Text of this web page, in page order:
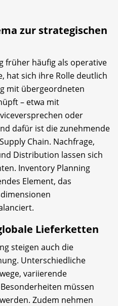
zur strategischen
früher häufig als operative
hat sich ihre Rolle deutlich
mit übergeordneten
– etwa mit
oder
dafür ist die zunehmende
Chain. Nachfrage,
Distribution lassen sich
Inventory Planning
Element, das
Lieferketten
steigen auch die
Unterschiedliche
variierende
müssen
Zudem nehmen